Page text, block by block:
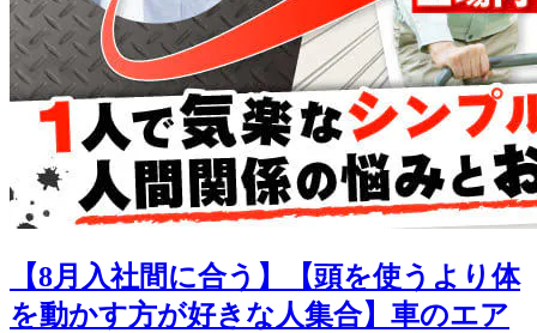
【8月入社間に合う】【頭を使うより体
を動かす方が好きな人集合】車のエア